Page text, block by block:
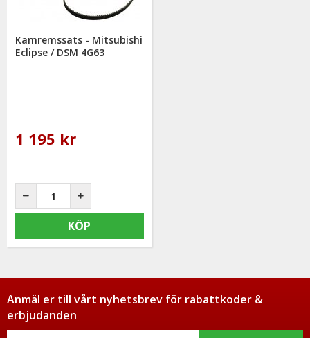
Kamremssats - Mitsubishi
Eclipse / DSM 4G63
1 195 kr
KÖP
Anmäl er till vårt nyhetsbrev för rabattkoder &
erbjudanden